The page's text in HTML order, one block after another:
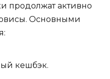
продолжат активно
Основными
кешбэк.